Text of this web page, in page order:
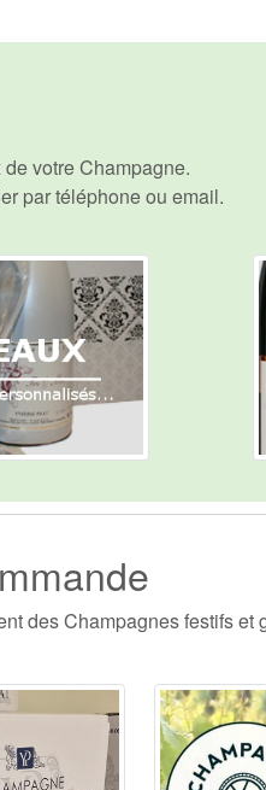
votre Champagne.
par téléphone ou email.
des Champagnes festifs et